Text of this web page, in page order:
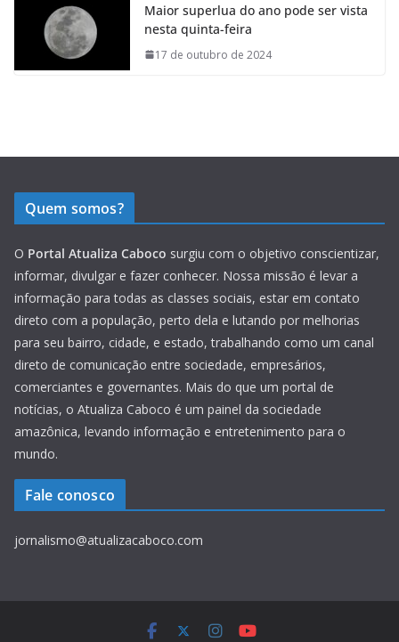
Maior superlua do ano pode ser vista
nesta quinta-feira
17 de outubro de 2024
Quem somos?
O Portal Atualiza Caboco surgiu com o objetivo conscientizar,
informar, divulgar e fazer conhecer. Nossa missão é levar a
informação para todas as classes sociais, estar em contato
direto com a população, perto dela e lutando por melhorias
para seu bairro, cidade, e estado, trabalhando como um canal
direto de comunicação entre sociedade, empresários,
comerciantes e governantes. Mais do que um portal de
notícias, o Atualiza Caboco é um painel da sociedade
amazônica, levando informação e entretenimento para o
mundo.
Fale conosco
jornalismo@atualizacaboco.com